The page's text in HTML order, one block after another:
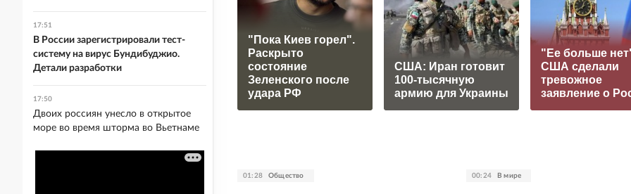
"Пока Киев горел".
Раскрыто
состояние
Зеленского после
удара РФ
США: Иран готовит
100-тысячную
армию для Украины
"Ее больше
США сделали
тревожное
заявление о
01:28 Общество 00:24 В мире
17:51
В России зарегистрировали тест-
систему на вирус Бундибуджио.
Детали разработки
17:50
Двоих россиян унесло в открытое
море во время шторма во Вьетнаме